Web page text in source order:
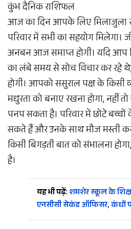
कुंभ दैनिक राशिफल
आज का दिन आपके लिए मिलाजुला
परिवार में सभी का सहयोग मिलेगा।
अनबन आज समाप्त होगी। यदि आप
का लंबे समय से सोच विचार कर रहे
होगी। आपको ससुराल पक्ष के किसी
मधुरता को बनाए रखना होगा, नहीं
पनप सकता है। परिवार में छोटे
सकते हैं और उनके साथ मौज मस्ती
किसी बिगड़ती बात को संभालना
है।
यह भी पढ़ें: शमशेर स्कूल के
एनसीसी सेकंड ऑफिसर, कंधों